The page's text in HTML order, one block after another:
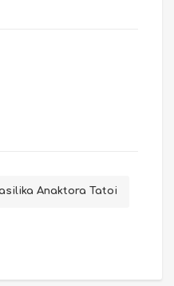
Anaktora Tatoi